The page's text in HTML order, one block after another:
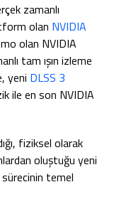
zamanlı
olan NVIDIA
olan NVIDIA
tam ışın izleme
yeni DLSS 3
ile en son NVIDIA
fiziksel olarak
oluştuğu yeni
temel